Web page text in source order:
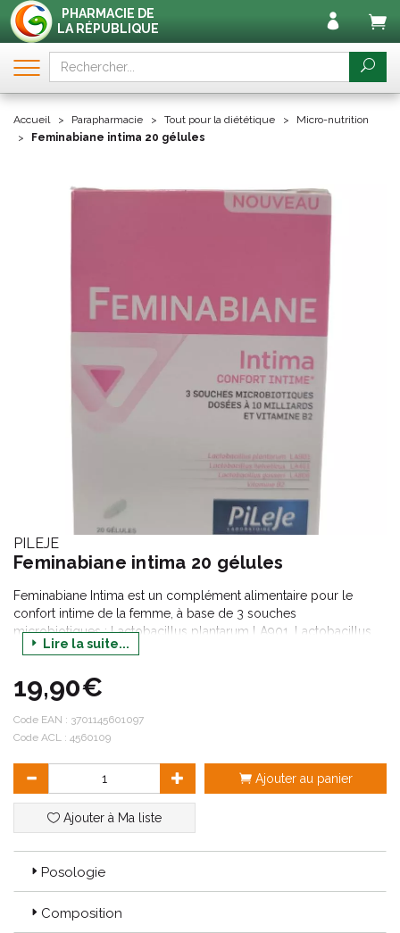
PHARMACIE DE
LA RÉPUBLIQUE
Accueil Parapharmacie Tout pour la diététique
Micro-nutrition
Feminabiane intima 20 gélules
PILEJE
Feminabiane intima 20 gélules
Feminabiane Intima est un complément alimentaire pour le
confort intime de la femme, à base de 3 souches
microbiotiques : Lactobacillus plantarum LA901, Lactobacillus
helveticus LA401, Lactobacillus gasseri LA806 et de vitamine B2.
à protéger les cellules contre le stress oxydatif.
Il convient également aux femmes enceintes, allaitantes et aux
jeunes filles après leurs premiers cycles.
Lire la suite...
19,90€
Code EAN : 3701145601097
Code ACL : 4560109
Ajouter au panier
Ajouter à Ma liste
Posologie
Composition